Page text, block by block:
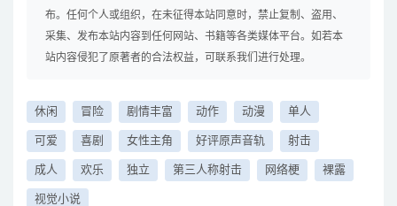
布。任何个人或组织，在未征得本站同意时，禁止复制、盗用、
采集、发布本站内容到任何网站、书籍等各类媒体平台。如若本
站内容侵犯了原著者的合法权益，可联系我们进行处理。
休闲 冒险 剧情丰富 动作 动漫 单人
可爱 喜剧 女性主角 好评原声音轨 射击
成人 欢乐 独立 第三人称射击 网络梗 裸露
视觉小说